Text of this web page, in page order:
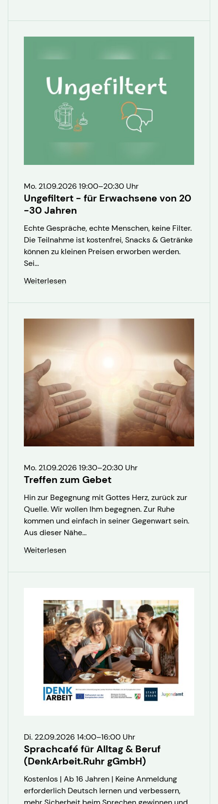
Mo. 21.09.2026 19:00–20:30 Uhr
Ungefiltert - für Erwachsene von 20
-30 Jahren
Echte Gespräche, echte Menschen, keine Filter.
Die Teilnahme ist kostenfrei, Snacks & Getränke
können zu kleinen Preisen erworben werden.
Sei...
Weiterlesen
Mo. 21.09.2026 19:30–20:30 Uhr
Treffen zum Gebet
Hin zur Begegnung mit Gottes Herz, zurück zur
Quelle. Wir wollen Ihm begegnen. Zur Ruhe
kommen und einfach in seiner Gegenwart sein.
Aus dieser Nähe...
Weiterlesen
Di. 22.09.2026 14:00–16:00 Uhr
Sprachcafé für Alltag & Beruf
(DenkArbeit.Ruhr gGmbH)
Kostenlos | Ab 16 Jahren | Keine Anmeldung
erforderlich Deutsch lernen und verbessern,